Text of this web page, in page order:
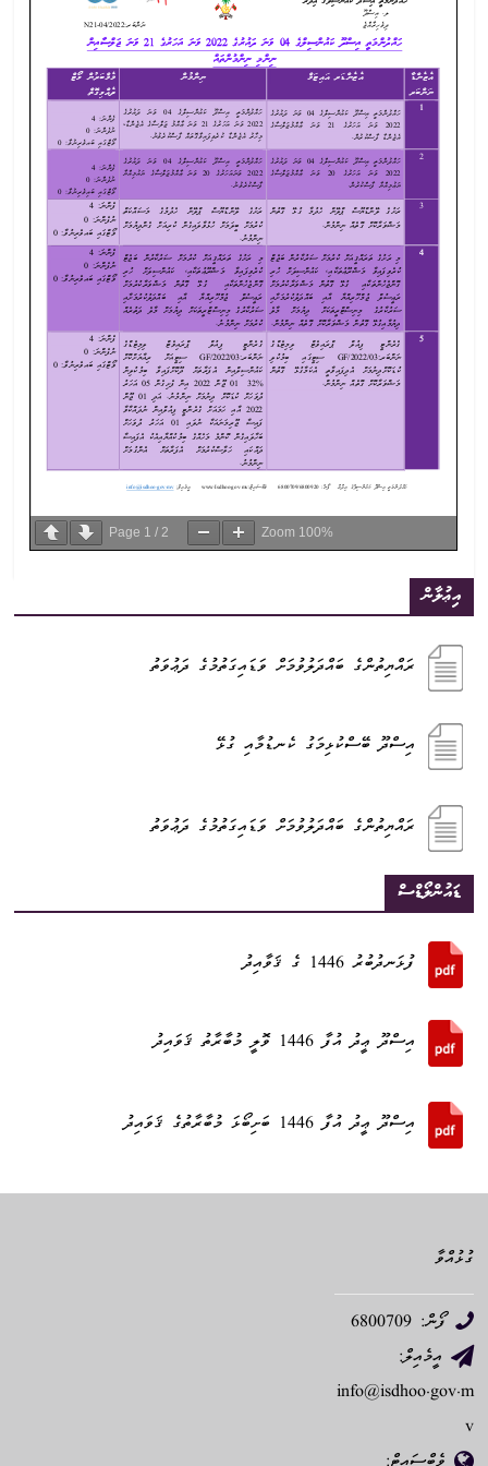
Page 1 / 2 Zoom 100%
އިޢުލާން
ރައްޔިތުންގެ ބައްދަލުވުމަށް ވަޑައިގަތުމުގެ ދަޢުވަތު
އިސްދޫ ބޭސްކުޅިމަގު ކެނޑުމާއި ގުޅޭ
ރައްޔިތުންގެ ބައްދަލުވުމަށް ވަޑައިގަތުމުގެ ދަޢުވަތު
ޑައުންލޯޑްސް
ފުޅަނދުބުރު 1446 ގެ ޤަވާއިދު
އިސްދޫ ޢީދު އުފާ 1446 ވޮލީ މުބާރާތު ޤަވައިދު
އިސްދޫ ޢީދު އުފާ 1446 ބަށިބޯޅަ މުބާރާތުގެ ޤަވައިދު
ގުޅުއްވާ
ފޯން: 6800709
އީމެއިލް:
info@isdhoo.gov.m
v